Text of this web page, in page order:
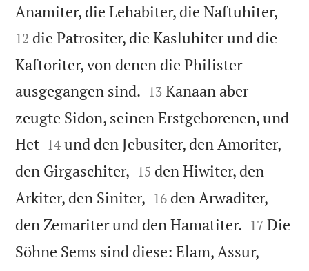
Anamiter, die Lehabiter, die Naftuhiter,
12 die Patrositer, die Kasluhiter und die
Kaftoriter, von denen die Philister
ausgegangen sind. 

13 Kanaan aber
zeugte Sidon, seinen Erstgeborenen, und
Het
14 und den Jebusiter, den Amoriter,
den Girgaschiter, 

15 den Hiwiter, den
Arkiter, den Siniter, 

16 den Arwaditer,
den Zemariter und den Hamatiter. 

17 Die
Söhne Sems sind diese: Elam, Assur,